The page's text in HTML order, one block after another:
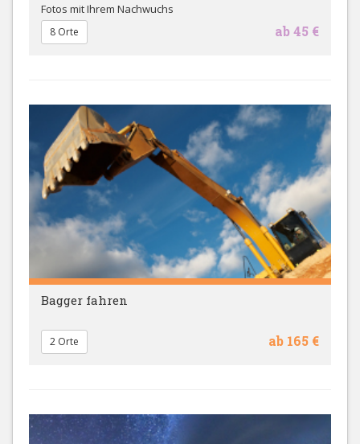
Fotos mit Ihrem Nachwuchs
ab 45 €
8 Orte
Bagger fahren
ab 165 €
2 Orte